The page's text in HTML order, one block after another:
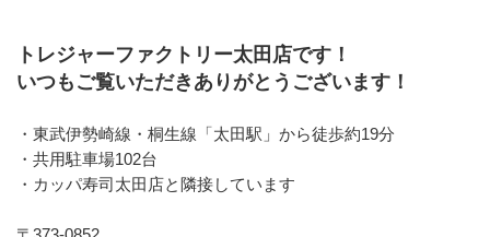
トレジャーファクトリー太田店です！
いつもご覧いただきありがとうございます！
・東武伊勢崎線・桐生線「太田駅」から徒歩約19分
・共用駐車場102台
・カッパ寿司太田店と隣接しています